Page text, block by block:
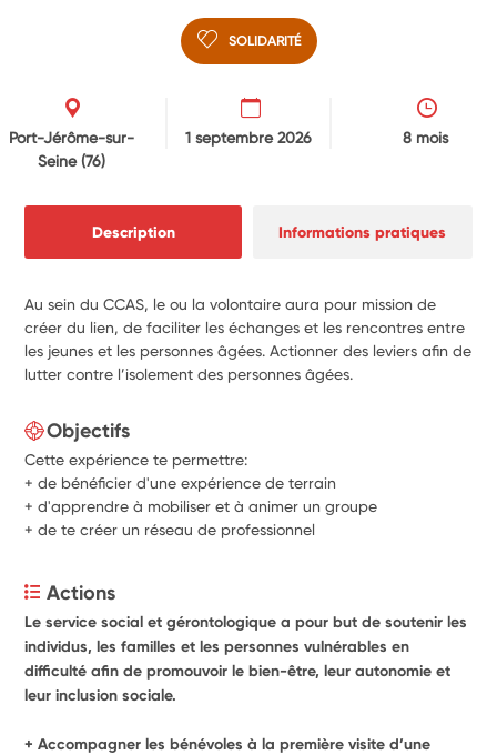
SOLIDARITÉ
Port-Jérôme-sur-
Seine(76)
1 septembre 2026 8 mois
Description Informations pratiques
Au sein du CCAS, le ou la volontaire aura pour mission de
créer du lien, de faciliter les échanges et les rencontres entre
les jeunes et les personnes âgées. Actionner des leviers afin de
lutter contre l’isolement des personnes âgées.
Objectifs
Cette expérience te permettre:
+ de bénéficier d'une expérience de terrain
+ d'apprendre à mobiliser et à animer un groupe
+ de te créer un réseau de professionnel
Actions
Le service social et gérontologique a pour but de soutenir les
individus, les familles et les personnes vulnérables en
difficulté afin de promouvoir le bien-être, leur autonomie et
leur inclusion sociale.
+ Accompagner les bénévoles à la première visite d’une